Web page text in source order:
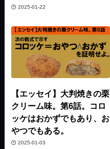
2025-01-22
【エッセイ】大判焼きの栗
クリーム味。第6話。コロ
ッケはおかずでもあり、お
やつでもある。
2025-01-03